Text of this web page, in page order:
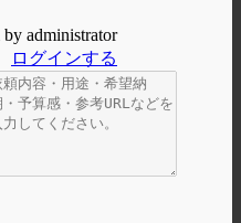
administrator
ログインする